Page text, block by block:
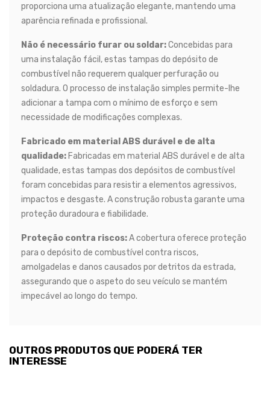
proporciona uma atualização elegante, mantendo uma
aparência refinada e profissional.
Não é necessário furar ou soldar:Concebidas para
uma instalação fácil, estas tampas do depósito de
combustível não requerem qualquer perfuração ou
soldadura. O processo de instalação simples permite-lhe
adicionar a tampa com o mínimo de esforço e sem
necessidade de modificações complexas.
Fabricado em material ABS durável e de alta
qualidade: Fabricadas em material ABS durável e de alta
qualidade, estas tampas dos depósitos de combustível
foram concebidas para resistir a elementos agressivos,
impactos e desgaste. A construção robusta garante uma
proteção duradoura e fiabilidade.
Proteção contra riscos:A cobertura oferece proteção
para o depósito de combustível contra riscos,
amolgadelas e danos causados por detritos da estrada,
assegurando que o aspeto do seu veículo se mantém
impecável ao longo do tempo.
OUTROS PRODUTOS QUE PODERÁ TER
INTERESSE